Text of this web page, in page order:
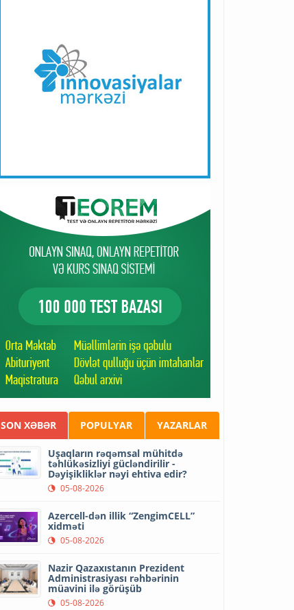
SON XƏBƏR POPULYAR YAZARLAR
Uşaqların rəqəmsal mühitdə
təhlükəsizliyi gücləndirilir -
Dəyişikliklər nəyi ehtiva edir?
05-08-2026
Azercell-dən illik “ZengimCELL”
xidməti
05-08-2026
Nazir Qazaxıstanın Prezident
Administrasiyası rəhbərinin
müavini ilə görüşüb
05-08-2026